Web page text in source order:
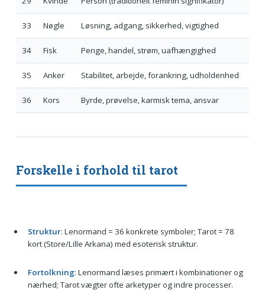
33 Nøgle Løsning, adgang, sikkerhed, vigtighed
34 Fisk Penge, handel, strøm, uafhængighed
35 Anker Stabilitet, arbejde, forankring, udholdenhed
36 Kors Byrde, prøvelse, karmisk tema, ansvar
Forskelle i forhold til tarot
Struktur: Lenormand = 36 konkrete symboler; Tarot = 78
kort (Store/Lille Arkana) med esoterisk struktur.
Fortolkning: Lenormand læses primært i kombinationer og
nærhed; Tarot vægter ofte arketyper og indre processer.